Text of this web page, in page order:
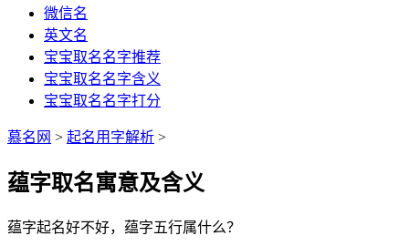
微信名
英文名
宝宝取名名字推荐
宝宝取名名字含义
宝宝取名名字打分
慕名网 > 起名用字解析 >
蕴字取名寓意及含义
蕴字起名好不好， 蕴字五行属什么？